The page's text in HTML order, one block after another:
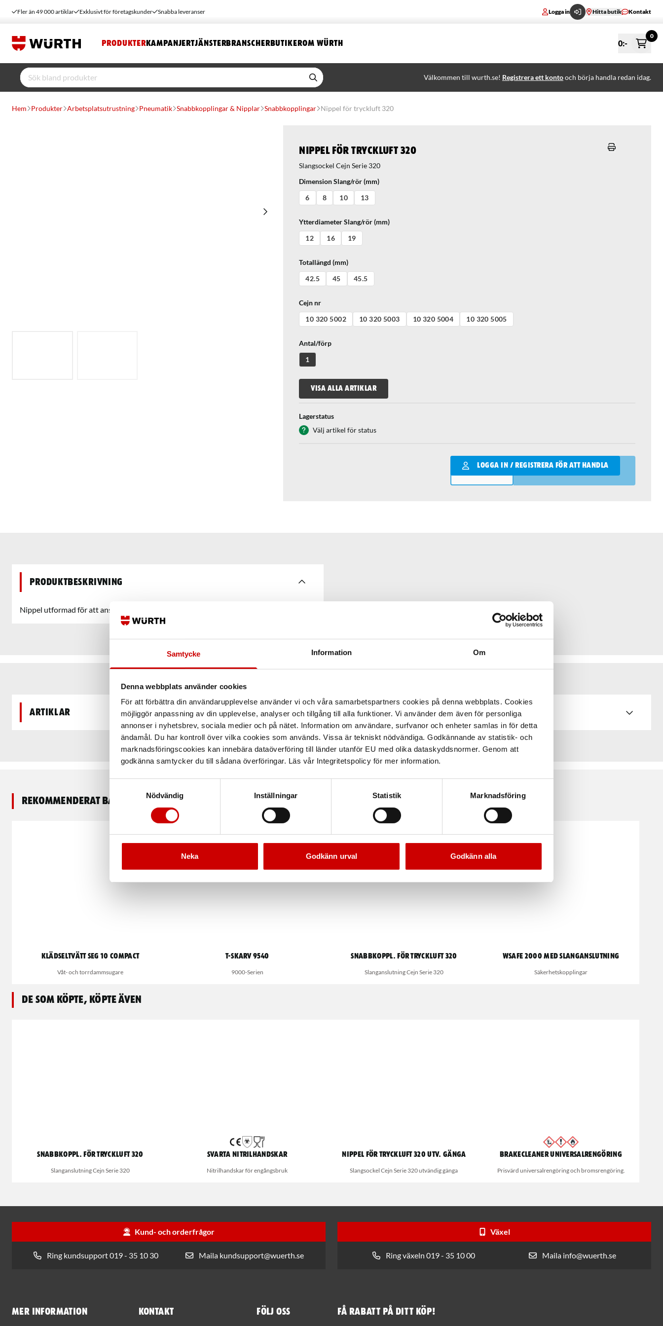
Samtycke Information Om
Denna webbplats använder cookies
För att förbättra din användarupplevelse använder vi och våra samarbetspartners cookies på denna webbplats. Cookies
möjliggör anpassning av din upplevelse, analyser och tillgång till alla funktioner. Vi använder dem även för personliga
annonser i nyhetsbrev, sociala medier och på nätet. Information om användare, surfvanor och enheter samlas in för detta
ändamål. Du har kontroll över vilka cookies som används. Vissa är tekniskt nödvändiga. Godkännande av statistik- och
marknadsföringscookies kan innebära dataöverföring till länder utanför EU med olika dataskyddsnormer. Genom att
godkänna samtycker du till sådana överföringar. Läs vår Integritetspolicy för mer information.
Nödvändig
Inställningar Statistik Marknadsföring
Neka Godkänn urval Godkänn alla
Fler än 49 000 artiklar Exklusivt för företagskunder Snabba leveranser Logga in Hitta butik Kontakt
PRODUKTER KAMPANJERTJÄNSTERBRANSCHERBUTIKEROM WÜRTH 0:-
0
Välkommen till wurth.se! Registrera ett kontooch börja handla redan idag.
Hem Produkter Arbetsplatsutrustning Pneumatik Snabbkopplingar & Nipplar Snabbkopplingar Nippel för tryckluft 320
Nippel för tryckluft 320
Slangsockel Cejn Serie 320
Dimension Slang/rör (mm)
6
8 10 13
Ytterdiameter Slang/rör (mm)
12
16 19
Totallängd (mm)
42.5
45 45.5
Cejn nr
10 320 5002
10 320 5003 10 320 5004 10 320 5005
Antal/förp
1
VISA ALLA ARTIKLAR
Lagerstatus
Välj artikel för status
LOGGA IN / REGISTRERA FÖR ATT HANDLA
Qantity
LÄGG I VARUKORGEN
Produktbeskrivning
Nippel utformad för att ansluta tryckluftsverktyg till en kompressor.
Artiklar
Rekommenderat baserat på vald produkt
Klädseltvätt SEG 10 Compact
Våt- och torrdammsugare
T-skarv 9540
9000-Serien
Snabbkoppl. för tryckluft 320
Slanganslutning Cejn Serie 320
wSafe 2000 med slanganslutning
Säkerhetskopplingar
De som köpte, köpte även
Snabbkoppl. för tryckluft 320
Slanganslutning Cejn Serie 320
Svarta nitrilhandskar
Nitrilhandskar för engångsbruk
Nippel för tryckluft 320 utv. gänga
Slangsockel Cejn Serie 320 utvändig gänga
Brakecleaner universalrengöring
Prisvärd universalrengöring och bromsrengöring.
Kund- och orderfrågor
Ring kundsupport 019 - 35 10 30 Maila kundsupport@wuerth.se
Växel
Ring växeln 019 - 35 10 00 Maila info@wuerth.se
Mer information Kontakt Följ oss Få rabatt på ditt köp!